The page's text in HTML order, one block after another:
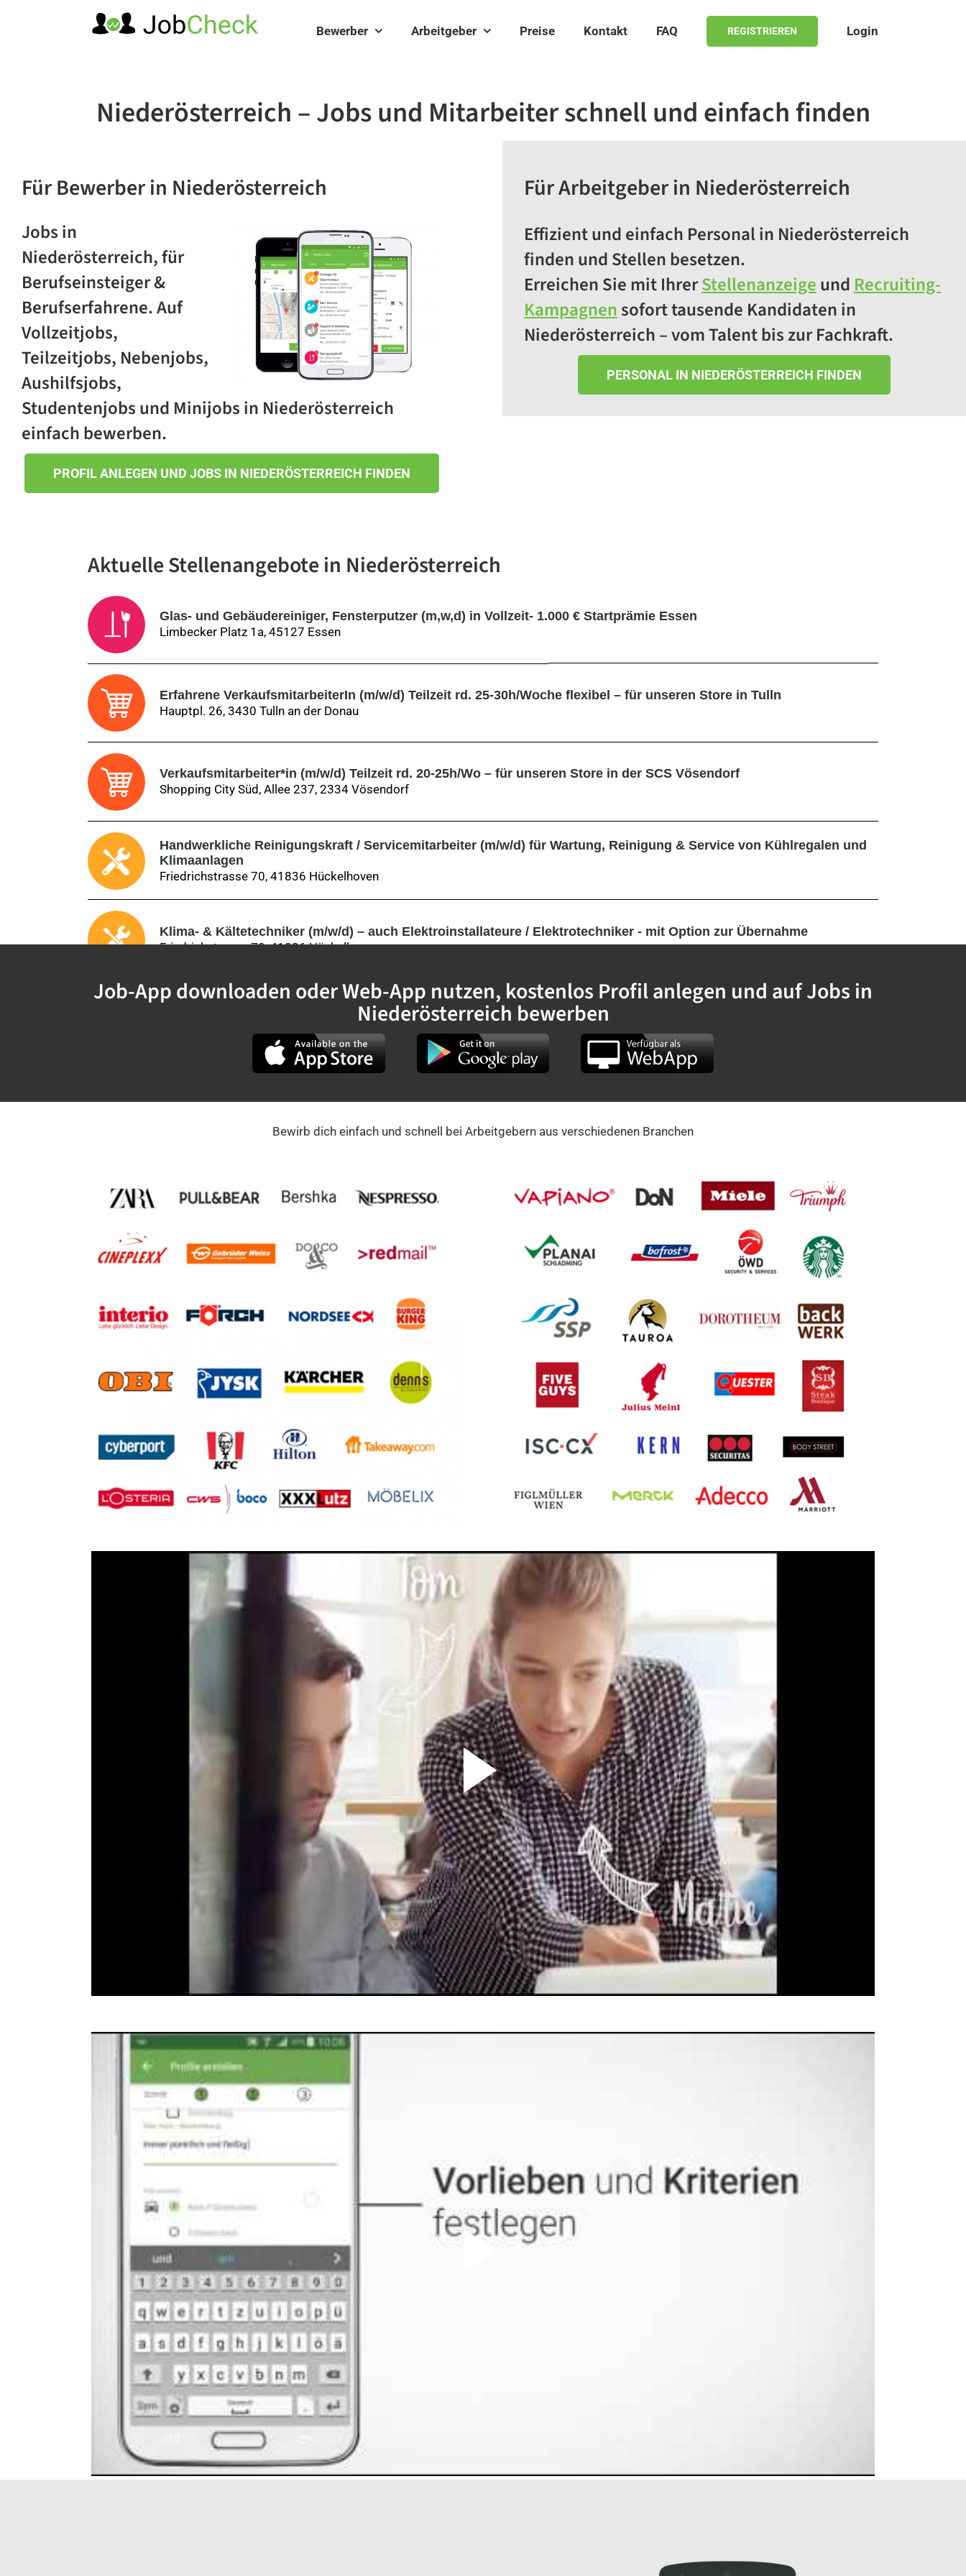
Bewerber Arbeitgeber Preise Kontakt FAQ REGISTRIEREN Login
Niederösterreich – Jobs und Mitarbeiter schnell und einfach finden
Für Bewerberin Niederösterreich
Jobs in
Niederösterreich, für
Berufseinsteiger &
Berufserfahrene. Auf
Vollzeitjobs,
Teilzeitjobs, Nebenjobs,
Aushilfsjobs,
Studentenjobs und Minijobs in Niederösterreich
einfach bewerben.
PROFIL ANLEGEN UND JOBS IN NIEDERÖSTERREICH FINDEN
Für Arbeitgeber in Niederösterreich
Effizient und einfach Personal in Niederösterreich
finden und Stellen besetzen.
Erreichen Sie mit IhrerStellenanzeigeund Recruiting-
Kampagnensofort tausende Kandidaten in
Niederösterreich – vom Talent bis zur Fachkraft.
PERSONAL IN NIEDERÖSTERREICH FINDEN
Aktuelle Stellenangebotein Niederösterreich
Glas- und Gebäudereiniger, Fensterputzer (m,w,d) in Vollzeit- 1.000 € Startprämie Essen
Limbecker Platz 1a, 45127 Essen
Erfahrene VerkaufsmitarbeiterIn (m/w/d) Teilzeit rd. 25-30h/Woche flexibel – für unseren Store in Tulln
Hauptpl. 26, 3430 Tulln an der Donau
Verkaufsmitarbeiter*in (m/w/d) Teilzeit rd. 20-25h/Wo – für unseren Store in der SCS Vösendorf
Shopping City Süd, Allee 237, 2334 Vösendorf
Handwerkliche Reinigungskraft / Servicemitarbeiter (m/w/d) für Wartung, Reinigung & Service von Kühlregalen und
Klimaanlagen
Friedrichstrasse 70, 41836 Hückelhoven
Klima- & Kältetechniker (m/w/d) – auch Elektroinstallateure / Elektrotechniker - mit Option zur Übernahme
Friedrichstrasse 70, 41836 Hückelhoven
FleischerIn - Fleischermeister - Metzger (m/w/d)
Griesenhörn 5,, 27404 Elsdorf
Innendienst/Auftragsbearbeitung
Willendorfer Gasse 32, 2700 Wiener Neustadt
Assistenz der Geschäftsführung (w/m/d)
Junior Financial Analyst (m/w/d) - Berater, Flexible Arbeitszeiten Geringfügig, Teilzeit oder Vollzeit
Schloßhoferstraße 56, 2301 Groß-Enzersdorf
Buchhalter/-in (m/w/d)
Schmelzer Weg 15, 53844 Troisdorf
TeamleiterIn in der Immobilienverwaltung (m/w/d)
Schmelzer Weg 15, 53844 Troisdorf
Servicekraft / KellnerIn / Bedienung - mit Inkasso
Friedrich-Ebert-Straße 219, 45659 Recklinghausen
Tischler - Zimmerer (m/w) 4-Tage-Woche
Postweg 3, 2620 Neunkirchen
KellnerIn - Chef de Rang mit gutem Trinkgeld
Project Management Office Accountant
Technical Support Engineer (m/w/d) – PCB Design & CAD Software
Zieglerstr. 11, 52078 Aachen
Tischler, Montagetischler
Industriegasse 1A, 2551 Enzesfeld-Lindabrunn
Job-App downloaden oder Web-App nutzen, kostenlos Profil anlegen und auf Jobs in
Niederösterreich bewerben
Bewirb dich einfach und schnell bei Arbeitgebern aus verschiedenen Branchen